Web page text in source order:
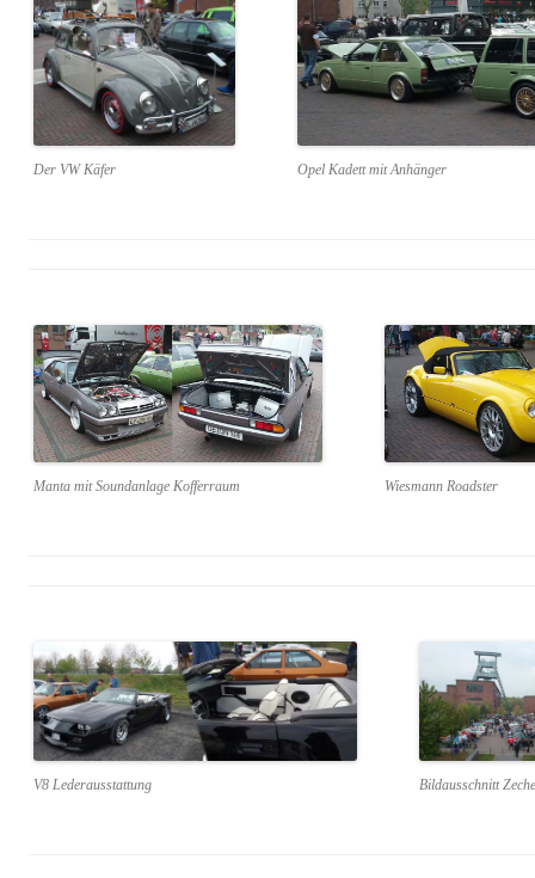
Der VW Käfer Opel Kadett mit Anhänger
Manta mit Soundanlage Kofferraum Wiesmann Roadster
V8 Lederausstattung Bildausschnitt Zeche